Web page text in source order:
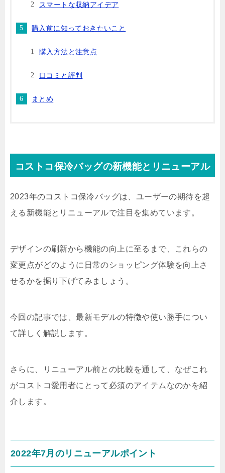
スマートな収納アイデア
購入前に知っておきたいこと
購入方法と注意点
口コミと評判
まとめ
コストコ保冷バッグの新機能とリニューアル
2023年のコストコ保冷バッグは、ユーザーの期待を超
える新機能とリニューアルで注目を集めています。
デザインの刷新から機能の向上に至るまで、これらの
変更点がどのように日常のショッピング体験を向上さ
せるかを掘り下げてみましょう。
今回の記事では、最新モデルの特徴や使い勝手につい
て詳しく解説します。
さらに、リニューアル前との比較を通して、なぜこれ
がコストコ愛用者にとって必須のアイテムなのかを紹
介します。
2022年7月のリニューアルポイント